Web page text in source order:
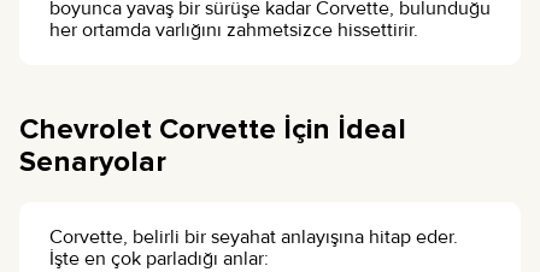
boyunca yavaş bir sürüşe kadar Corvette, bulunduğu
her ortamda varlığını zahmetsizce hissettirir.
Chevrolet Corvette İçin İdeal
Senaryolar
Corvette, belirli bir seyahat anlayışına hitap eder.
İşte en çok parladığı anlar: